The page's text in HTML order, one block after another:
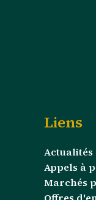
Liens
Actualités
Appels à
Marchés